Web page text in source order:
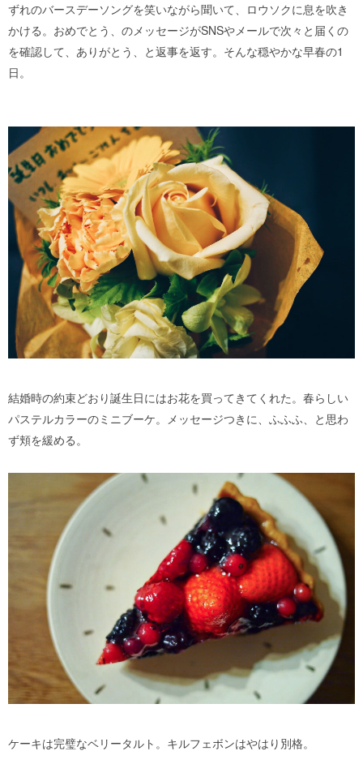
ずれのバースデーソングを笑いながら聞いて、ロウソクに息を吹き
かける。おめでとう、のメッセージがSNSやメールで次々と届くの
を確認して、ありがとう、と返事を返す。そんな穏やかな早春の1
日。
結婚時の約束どおり誕生日にはお花を買ってきてくれた。春らしい
パステルカラーのミニブーケ。メッセージつきに、ふふふ、と思わ
ず頬を緩める。
ケーキは完璧なベリータルト。キルフェボンはやはり別格。